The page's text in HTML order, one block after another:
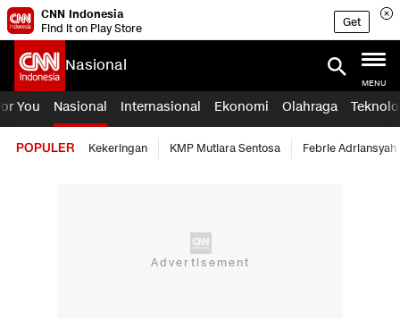
CNN Indonesia
Find it on Play Store
Get
Nasional
MENU
You Nasional Internasional Ekonomi Olahraga
POPULER Kekeringan KMP Mutiara Sentosa Febrie Adriansyah